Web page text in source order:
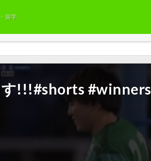
留学
!!!#shorts #winners